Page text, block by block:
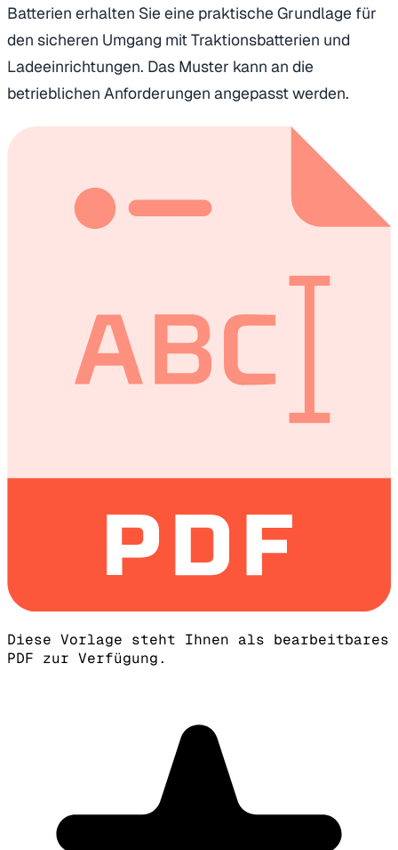
Batterien erhalten Sie eine praktische Grundlage für
den sicheren Umgang mit Traktionsbatterien und
Ladeeinrichtungen. Das Muster kann an die
betrieblichen Anforderungen angepasst werden.
Diese Vorlage steht Ihnen als bearbeitbares
PDF zur Verfügung.